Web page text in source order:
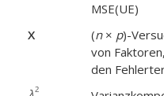
MSE(UE)
X
(n× p)-
von
den